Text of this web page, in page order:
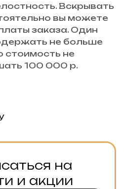
Вскрывать
вы можете
заказа. Один
не больше
стоимость не
100 000 р.
на
и акции